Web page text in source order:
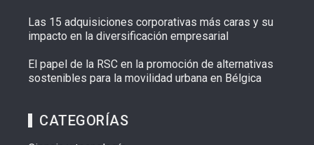
Las 15 adquisiciones corporativas más caras y su
impacto en la diversificación empresarial
El papel de la RSC en la promoción de alternativas
sostenibles para la movilidad urbana en Bélgica
CATEGORÍAS